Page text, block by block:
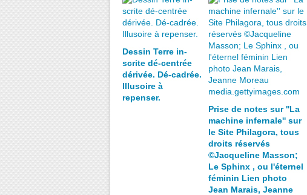
Dessin Terre in-
scrite dé-centrée
dérivée. Dé-cadrée.
Illusoire à
repenser.
Prise de notes sur ''La
machine infernale'' sur
le Site Philagora, tous
droits réservés
©Jacqueline Masson;
Le Sphinx , ou l'éternel
féminin Lien photo
Jean Marais, Jeanne